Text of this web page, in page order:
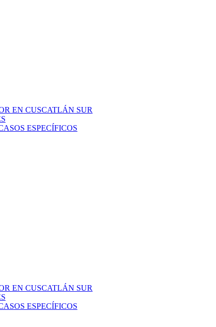
EN CUSCATLÁN SUR
ESPECÍFICOS
EN CUSCATLÁN SUR
ESPECÍFICOS